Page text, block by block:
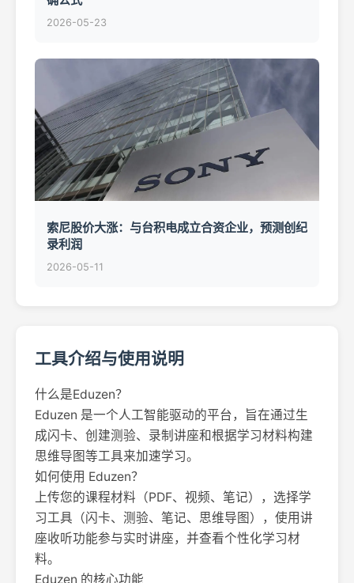
2026-05-23
索尼股价大涨：与台积电成立合资企业，预测创纪
录利润
2026-05-11
工具介绍与使用说明
什么是Eduzen？
Eduzen 是一个人工智能驱动的平台，旨在通过生
成闪卡、创建测验、录制讲座和根据学习材料构建
思维导图等工具来加速学习。
如何使用 Eduzen？
上传您的课程材料（PDF、视频、笔记），选择学
习工具（闪卡、测验、笔记、思维导图），使用讲
座收听功能参与实时讲座，并查看个性化学习材
料。
Eduzen 的核心功能